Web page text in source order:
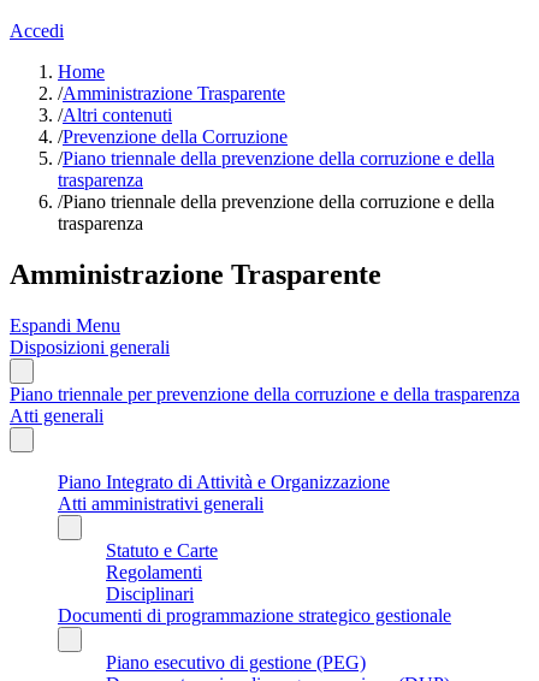
Accedi
Home
/Amministrazione Trasparente
/Altri contenuti
/Prevenzione della Corruzione
/Piano triennale della prevenzione della corruzione e della
trasparenza
/Piano triennale della prevenzione della corruzione e della
trasparenza
Amministrazione Trasparente
Espandi Menu
Disposizioni generali
Piano triennale per prevenzione della corruzione e della trasparenza
Atti generali
Piano Integrato di Attività e Organizzazione
Atti amministrativi generali
Statuto e Carte
Regolamenti
Disciplinari
Documenti di programmazione strategico gestionale
Piano esecutivo di gestione (PEG)